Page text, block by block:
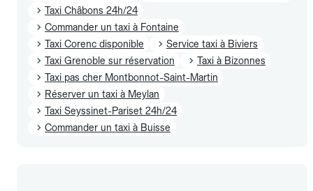
Taxi Châbons 24h/24
Commander un taxi à Fontaine
Taxi Corenc disponible
Service taxi à Biviers
Taxi Grenoble sur réservation
Taxi à Bizonnes
Taxi pas cher Montbonnot-Saint-Martin
Réserver un taxi à Meylan
Taxi Seyssinet-Pariset 24h/24
Commander un taxi à Buisse